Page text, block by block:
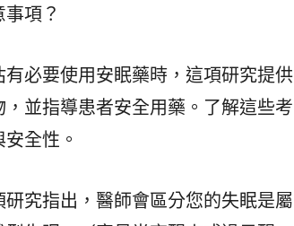
項？
必要使用安眠藥時，這項研究提供
並指導患者安全用藥。了解這些考
全性。
究指出，醫師會區分您的失眠是屬